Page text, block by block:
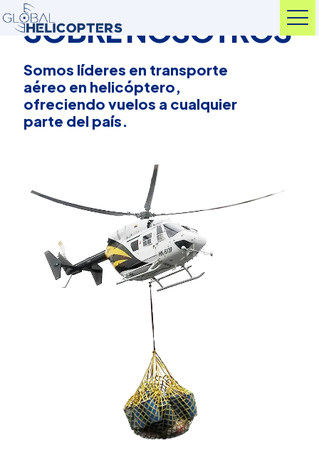
SOBRE NOSOTROS
Somos líderes en transporte
aéreo en helicóptero,
ofreciendo vuelos a cualquier
parte del país.